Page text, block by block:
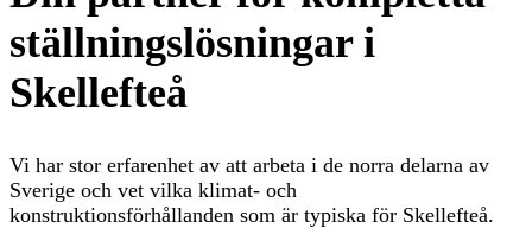
ställningslösningar i
Skellefteå
Vi har stor erfarenhet av att arbeta i de norra delarna av
Sverige och vet vilka klimat- och
konstruktionsförhållanden som är typiska för Skellefteå.